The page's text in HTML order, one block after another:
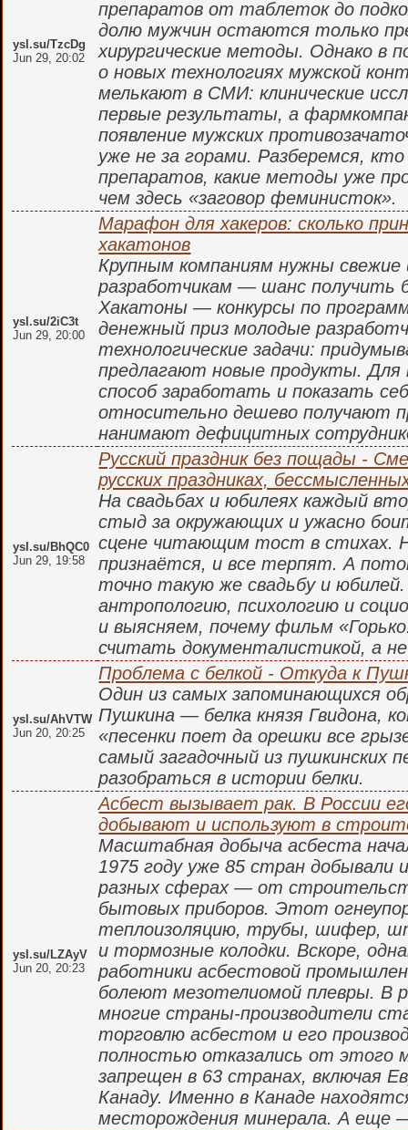
ysl.su/TzcDg
Jun 29, 20:02
препаратов от таблеток до
долю мужчин остаются только
хирургические методы. Однако в
о новых технологиях мужской
мелькают в СМИ: клинические
первые результаты, а
появление мужских
уже не за горами. Разберемся,
препаратов, какие методы уже
чем здесь «заговор феминисток».
ysl.su/2iC3t
Jun 29, 20:00
Марафон для хакеров: сколько
хакатонов
Крупным компаниям нужны
разработчикам — шанс получить
Хакатоны — конкурсы по
денежный приз молодые
технологические задачи:
предлагают новые продукты.
способ заработать и показать
относительно дешево получают
нанимают дефицитных
ysl.su/BhQC0
Jun 29, 19:58
Русский праздник без пощады -
русских праздниках,
На свадьбах и юбилеях каждый
стыд за окружающих и ужасно
сцене читающим тост в стихах.
признаётся, и все терпят. А
точно такую же свадьбу и
антропологию, психологию и
и выясняем, почему фильм
считать документалистикой, а
ysl.su/AhVTW
Jun 20, 20:25
Проблема с белкой - Откуда к
Один из самых запоминающихся
Пушкина — белка князя Гвидона,
«песенки поет да орешки все
самый загадочный из пушкинских
разобраться в истории белки.
ysl.su/LZAyV
Jun 20, 20:23
Асбест вызывает рак. В России
добывают и используют в
Масштабная добыча асбеста
1975 году уже 85 стран добывали
разных сферах — от
бытовых приборов. Этот
теплоизоляцию, трубы, шифер,
и тормозные колодки. Вскоре,
работники асбестовой
болеют мезотелиомой плевры. В
многие страны-производители
торговлю асбестом и его
полностью отказались от этого
запрещен в 63 странах, включая
Канаду. Именно в Канаде
месторождения минерала. А еще